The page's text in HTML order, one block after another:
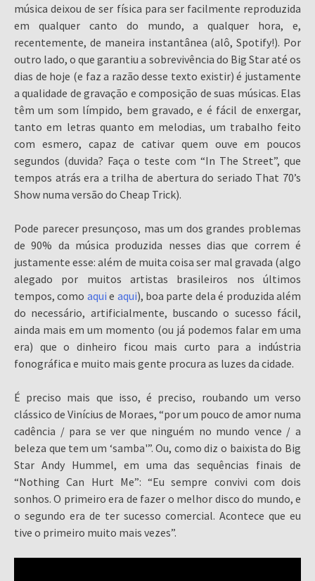
música deixou de ser física para ser facilmente reproduzida
em qualquer canto do mundo, a qualquer hora, e,
recentemente, de maneira instantânea (alô, Spotify!). Por
outro lado, o que garantiu a sobrevivência do Big Star até os
dias de hoje (e faz a razão desse texto existir) é justamente
a qualidade de gravação e composição de suas músicas. Elas
têm um som límpido, bem gravado, e é fácil de enxergar,
tanto em letras quanto em melodias, um trabalho feito
com esmero, capaz de cativar quem ouve em poucos
segundos (duvida? Faça o teste com “In The Street”, que
tempos atrás era a trilha de abertura do seriado That 70’s
Show numa versão do Cheap Trick).
Pode parecer presunçoso, mas um dos grandes problemas
de 90% da música produzida nesses dias que correm é
justamente esse: além de muita coisa ser mal gravada (algo
alegado por muitos artistas brasileiros nos últimos
tempos, como aqui e aqui), boa parte dela é produzida além
do necessário, artificialmente, buscando o sucesso fácil,
ainda mais em um momento (ou já podemos falar em uma
era) que o dinheiro ficou mais curto para a indústria
fonográfica e muito mais gente procura as luzes da cidade.
É preciso mais que isso, é preciso, roubando um verso
clássico de Vinícius de Moraes, “por um pouco de amor numa
cadência / para se ver que ninguém no mundo vence / a
beleza que tem um ‘samba'”. Ou, como diz o baixista do Big
Star Andy Hummel, em uma das sequências finais de
“Nothing Can Hurt Me”: “Eu sempre convivi com dois
sonhos. O primeiro era de fazer o melhor disco do mundo, e
o segundo era de ter sucesso comercial. Acontece que eu
tive o primeiro muito mais vezes”.